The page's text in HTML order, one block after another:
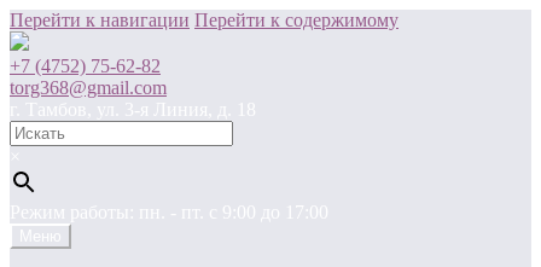
Перейти к навигации Перейти к содержимому
+7 (4752) 75-62-82
torg368@gmail.com
г. Тамбов, ул. 3-я Линия, д. 18
×
Режим работы: пн. - пт. c 9:00 до 17:00
Меню